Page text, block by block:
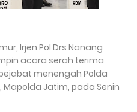
Irjen Pol Drs Nanang
acara serah terima
menengah Polda
Jatim, pada Senin